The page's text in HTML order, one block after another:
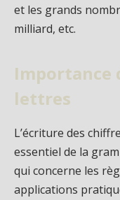
et les grands
milliard, etc.
Importance
lettres
L’écriture des
essentiel de la
qui concerne les
applications